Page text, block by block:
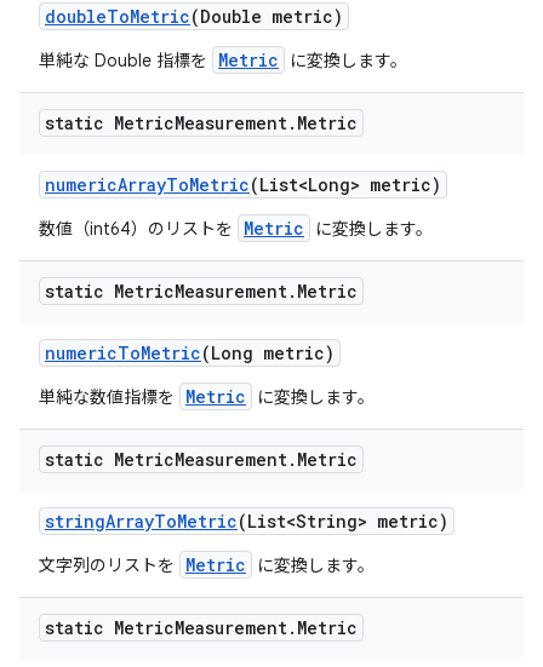
doubleToMetric(Double metric)
単純な Double 指標を Metric に変換します。
static MetricMeasurement. Metric
numericArrayToMetric(List<Long> metric)
数値（int64）のリストを Metric に変換します。
static MetricMeasurement. Metric
numericToMetric(Long metric)
単純な数値指標を Metric に変換します。
static MetricMeasurement. Metric
stringArrayToMetric(List<String> metric)
文字列のリストを Metric に変換します。
static MetricMeasurement. Metric